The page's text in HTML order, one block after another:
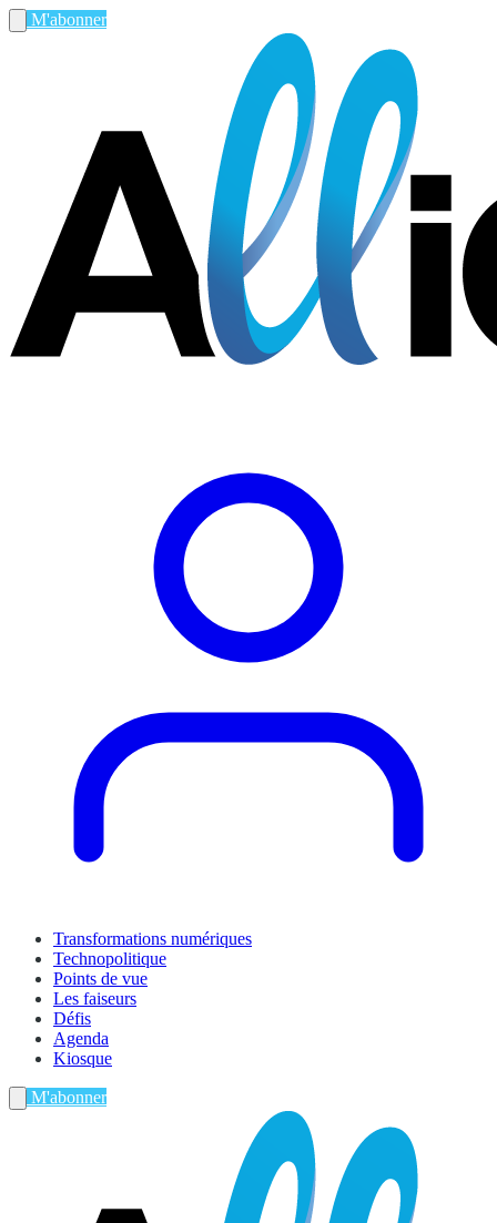
M'abonner
Transformations numériques
Technopolitique
Points de vue
Les faiseurs
Défis
Agenda
Kiosque
M'abonner